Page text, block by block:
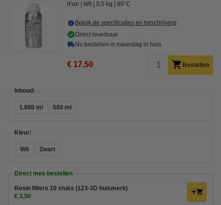
iFun Wit 0,5 kg 80°C
Bekijk de specificaties en beschrijving
Direct leverbaar
Nu bestellen is maandag in huis
€ 17,50 Bestellen
Inhoud:
1.000 ml 500 ml
Kleur:
Wit Zwart
Direct mee bestellen
Resin filters 10 stuks (123-3D huismerk)
€ 3,50